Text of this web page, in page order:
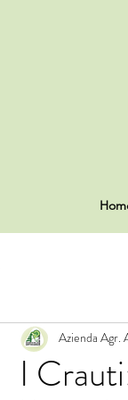
I
Azienda Agr.